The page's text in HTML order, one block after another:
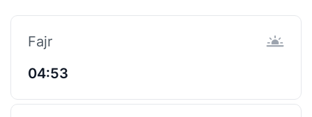
Fajr
04:53